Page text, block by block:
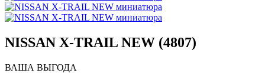
NISSAN X-TRAIL NEW (4807)
ВАША ВЫГОДА